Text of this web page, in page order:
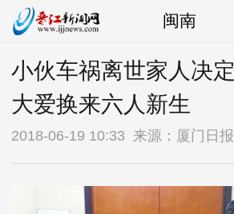
闽南
小伙车祸离世家人决
大爱换来六人新生
2018-06-19 10:33 来源：厦门日报